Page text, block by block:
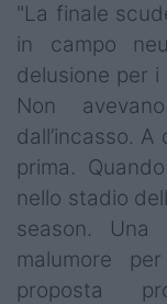
"La finale
in campo
delusione per
Non
dall’incasso.
prima.
nello stadio
season. Una
malumore
proposta